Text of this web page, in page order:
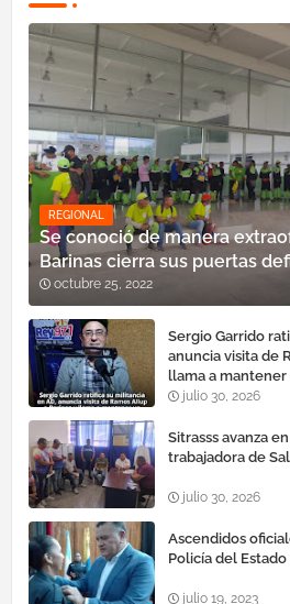
REGIONAL
Se conoció de manera
Barinas cierra sus puertas
octubre 25, 2022
Sergio Garrido
anuncia visita de
llama a
cauteloso»
julio 30, 2026
Sitrasss avanza
trabajadora de
julio 30, 2026
Ascendidos oficiales
Policía del Estado
julio 19, 2023